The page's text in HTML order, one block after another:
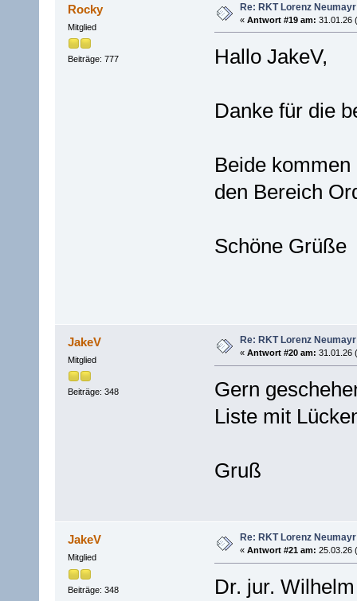
Rocky
Mitglied
Beiträge: 777
Re: RKT Lorenz Neumayr
« Antwort #19 am: 31.01.26
Hallo JakeV,
Danke für die
Beide
den Bereich
Schöne Grüße
JakeV
Mitglied
Beiträge: 348
Re: RKT Lorenz Neumayr
« Antwort #20 am: 31.01.26
Gern
Liste mit
Gruß
JakeV
Mitglied
Beiträge: 348
Re: RKT Lorenz Neumayr
« Antwort #21 am: 25.03.26
Dr. jur.